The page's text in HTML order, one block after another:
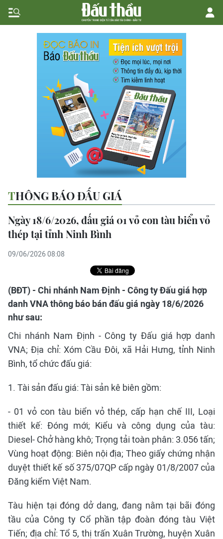
THÔNG BÁO ĐẤU GIÁ
Ngày 18/6/2026, đấu giá 01 vỏ con tàu biển vỏ
thép tại tỉnh Ninh Bình
09/06/2026 08:08
(BĐT) - Chi nhánh Nam Định - Công ty Đấu giá hợp
danh VNA thông báo bán đấu giá ngày 18/6/2026
như sau:
Chi nhánh Nam Định - Công ty Đấu giá hợp danh
VNA; Địa chỉ: Xóm Cầu Đôi, xã Hải Hưng, tỉnh Ninh
Bình, tổ chức đấu giá:
1. Tài sản đấu giá: Tài sản kê biên gồm:
- 01 vỏ con tàu biển vỏ thép, cấp hạn chế III, Loại
thiết kế: Đóng mới; Kiểu và công dụng của tàu:
Diesel- Chở hàng khô; Trọng tải toàn phân: 3.056 tấn;
Vùng hoạt động: Biên nội địa; Theo giấy chứng nhận
duyệt thiết kế số 375/07QP cấp ngày 01/8/2007 của
Đăng kiểm Việt Nam.
Tàu hiện tại đóng dở dang, đang nằm tại bãi đóng
tầu của Công ty Cổ phần tập đoàn đóng tàu Việt
Tiến; địa chỉ: Tổ 5, thị trấn Xuân Trường, huyện Xuân